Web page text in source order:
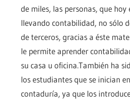
de miles, las personas, que
llevando contabilidad, no sólo
de terceros, gracias a éste
le permite aprender
su casa u oficina.También ha
los estudiantes que se inician
contaduría, ya que los